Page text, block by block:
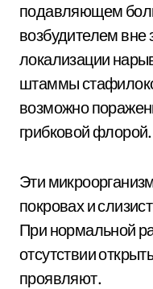
подавляющем
возбудителем вне
локализации
штаммы
возможно
грибковой флорой.
Эти
покровах и
При нормальной
отсутствии
проявляют.